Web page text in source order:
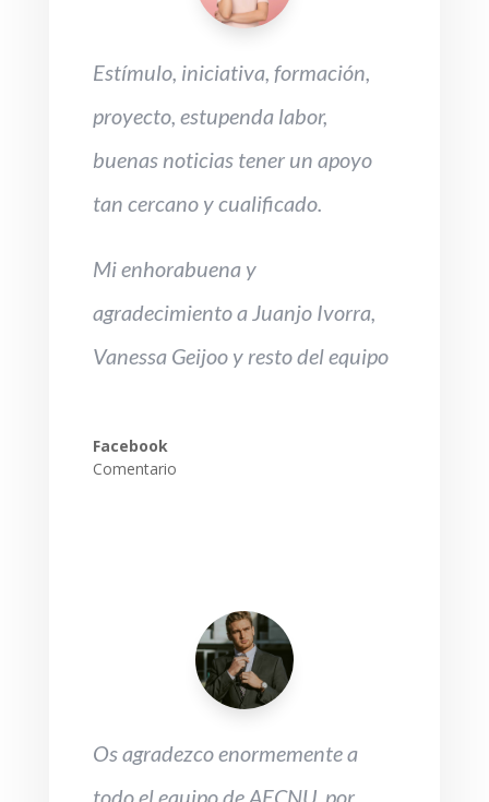
Estímulo, iniciativa, formación,
proyecto, estupenda labor,
buenas noticias tener un apoyo
tan cercano y cualificado.
Mi enhorabuena y
agradecimiento a Juanjo Ivorra,
Vanessa Geijoo y resto del equipo
Facebook
Comentario
Os agradezco enormemente a
todo el equipo de AECNU, por